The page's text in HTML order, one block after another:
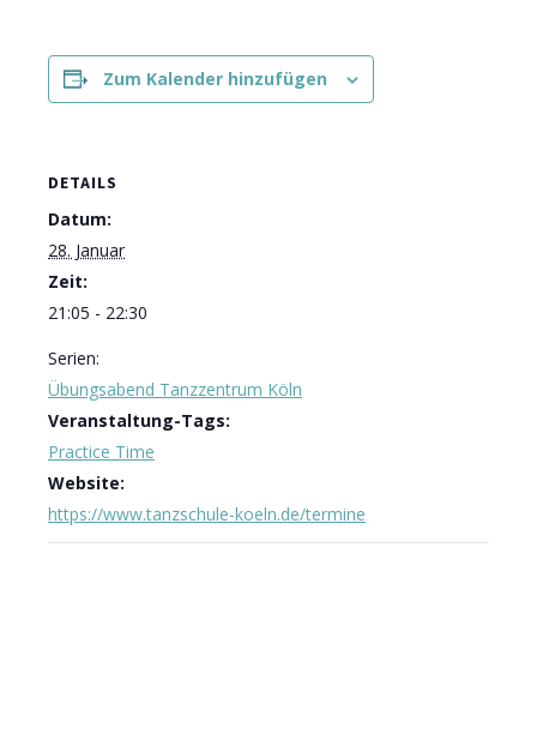
Zum Kalender hinzufügen
DETAILS
Datum:
28. Januar
Zeit:
21:05 - 22:30
Serien:
Übungsabend Tanzzentrum Köln
Veranstaltung-Tags:
Practice Time
Website:
https://www.tanzschule-koeln.de/termine